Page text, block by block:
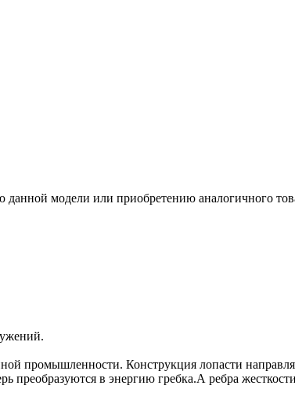
модели или приобретению аналогичного
промышленности. Конструкция лопасти
в энергию гребка.А ребра